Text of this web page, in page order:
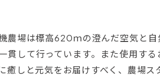
農場は標高620ｍの澄んだ空気と
貫して行っています。また使用す
癒しと元気をお届けすべく、農場ス